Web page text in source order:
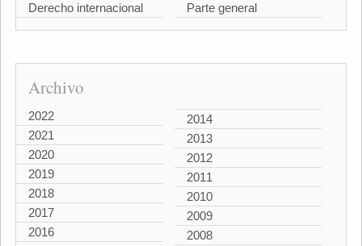
Derecho internacional
Parte general
Archivo
2022
2021
2020
2019
2018
2017
2016
2014
2013
2012
2011
2010
2009
2008